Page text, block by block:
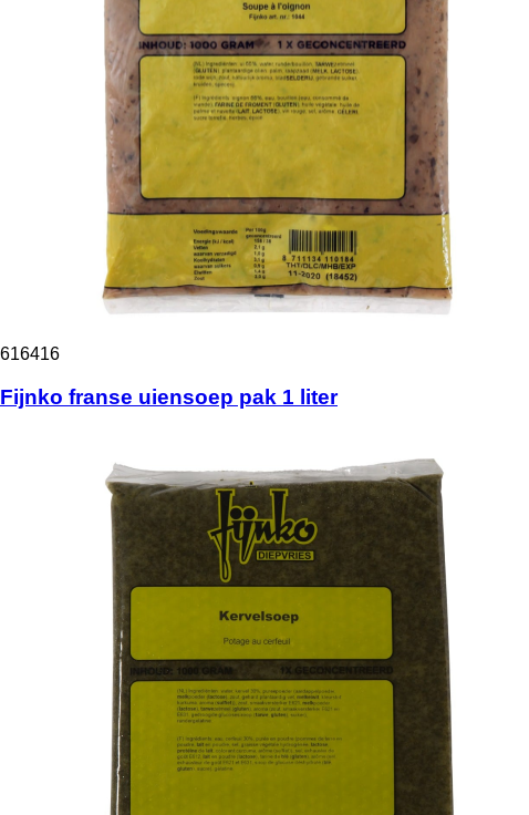
616416
Fijnko franse uiensoep pak 1 liter